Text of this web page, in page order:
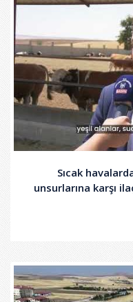
Sıcak
unsurlarına karşı